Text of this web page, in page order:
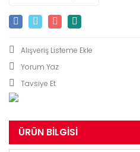
Yorum Yaz
Tavsiye Et
ÜRÜN BILGISI